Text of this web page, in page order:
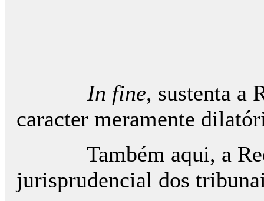
In fine, sustenta a
caracter meramente
Também aqui, a
jurisprudencial dos